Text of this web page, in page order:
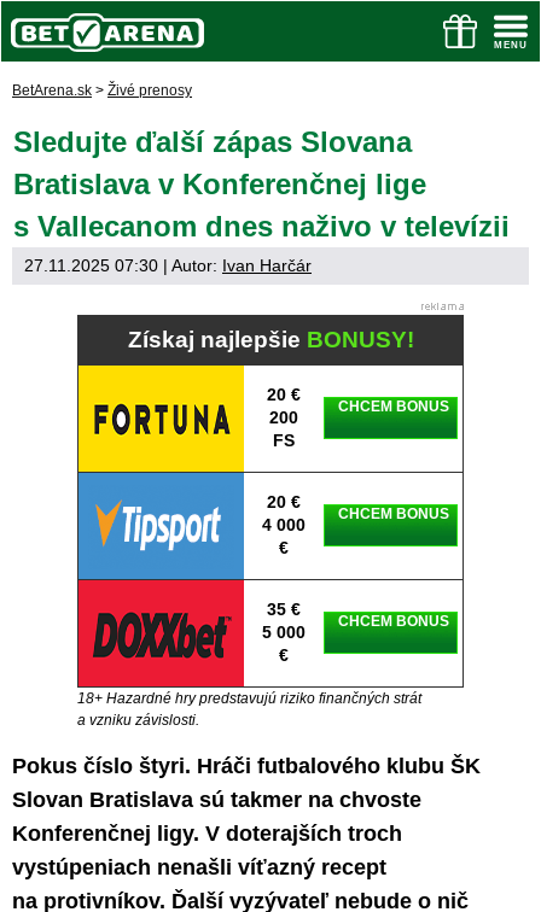
BetArena.sk > Živé prenosy
Sledujte ďalší zápas Slovana
Bratislava v Konferenčnej lige
s Vallecanom dnes naživo v televízii
27.11.2025 07:30 | Autor: Ivan Harčár
Získaj najlepšie BONUSY!
20 €
200
FS
CHCEM BONUS
20 €
4 000
€
CHCEM BONUS
35 €
5 000
€
CHCEM BONUS
18+ Hazardné hry predstavujú riziko finančných strát
a vzniku závislosti.
Pokus číslo štyri. Hráči futbalového klubu ŠK
Slovan Bratislava sú takmer na chvoste
Konferenčnej ligy. V doterajších troch
vystúpeniach nenašli víťazný recept
na protivníkov. Ďalší vyzývateľ nebude o nič